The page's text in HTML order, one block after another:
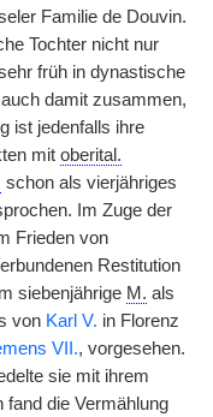
Familie de Douvin.
Tochter nicht nur
früh in dynastische
damit zusammen,
ist jedenfalls ihre
mit oberital.
schon als vierjähriges
Im Zuge der
Frieden von
Restitution
siebenjährige M. als
von Karl V. in Florenz
VII., vorgesehen.
sie mit ihrem
fand die Vermählung